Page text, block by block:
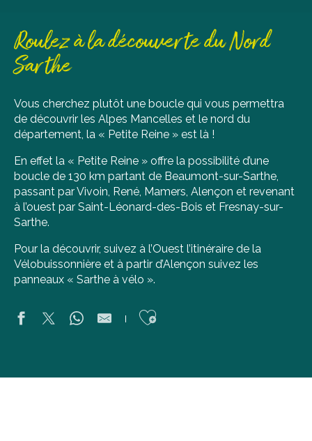
Roulez à la découverte du Nord
Sarthe
Vous cherchez plutôt une boucle qui vous permettra
de découvrir les Alpes Mancelles et le nord du
département, la « Petite Reine » est là !
En effet la « Petite Reine » offre la possibilité d’une
boucle de 130 km partant de Beaumont-sur-Sarthe,
passant par Vivoin, René, Mamers, Alençon et revenant
à l’ouest par Saint-Léonard-des-Bois et Fresnay-sur-
Sarthe.
Pour la découvrir, suivez à l’Ouest l’itinéraire de la
Vélobuissonnière et à partir d’Alençon suivez les
panneaux « Sarthe à vélo ».
Ajouter aux favoris